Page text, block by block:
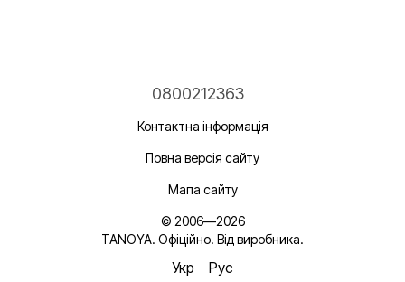
0800212363
Контактна інформація
Повна версія сайту
Мапа сайту
© 2006—2026
TANOYA. Офіційно. Від виробника.
Укр Рус